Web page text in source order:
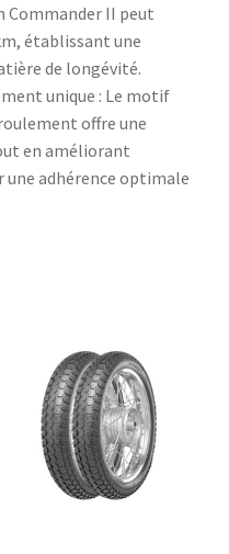
Commander II peut
établissant une
de longévité.
unique : Le motif
offre une
en améliorant
une adhérence optimale